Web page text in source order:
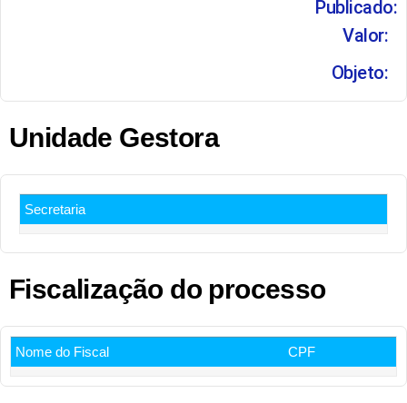
Publicado:
Valor:
Objeto:
Unidade Gestora
Secretaria
Fiscalização do processo
Nome do Fiscal CPF